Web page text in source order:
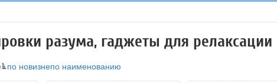
разума, гаджеты для релаксации
по новизнепо наименованию